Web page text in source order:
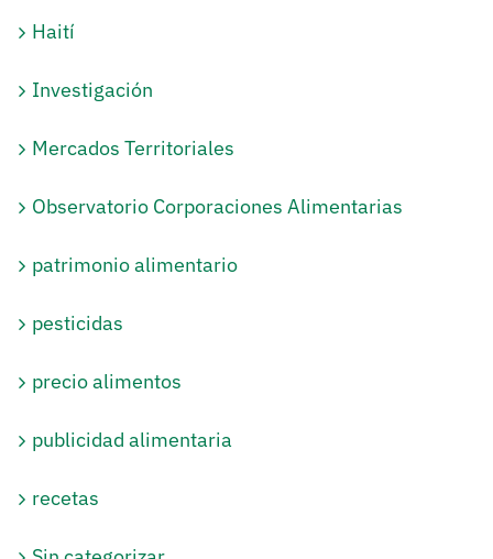
Haití
Investigación
Mercados Territoriales
Observatorio Corporaciones Alimentarias
patrimonio alimentario
pesticidas
precio alimentos
publicidad alimentaria
recetas